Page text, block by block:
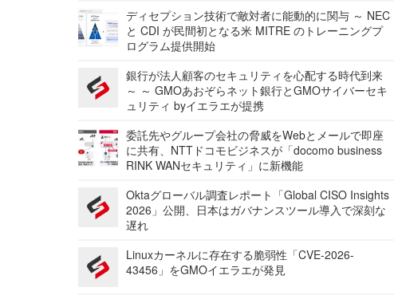
ディセプション技術で敵対者に能動的に関与 ～ NEC
と CDI が民間初となる米 MITRE のトレーニングプ
ログラム提供開始
銀行が法人顧客のセキュリティを心配する時代到来
～ ～ GMOあおぞらネット銀行とGMOサイバーセキ
ュリティ byイエラエが提携
委託先やグループ会社の脅威をWebとメールで即座
に共有、NTTドコモビジネスが「docomo business
RINK WANセキュリティ」に新機能
Oktaグローバル調査レポート「Global CISO Insights
2026」公開、日本はガバナンスツール導入で深刻な
遅れ
Linuxカーネルに存在する脆弱性「CVE-2026-
43456」をGMOイエラエが発見